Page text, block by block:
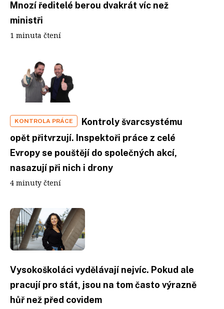
Mnozí ředitelé berou dvakrát víc než
ministři
1 minuta čtení
KONTROLA PRÁCE
Kontroly švarcsystému
opět přitvrzují. Inspektoři práce z celé
Evropy se pouštějí do společných akcí,
nasazují při nich i drony
4 minuty čtení
Vysokoškoláci vydělávají nejvíc. Pokud ale
pracují pro stát, jsou na tom často výrazně
hůř než před covidem